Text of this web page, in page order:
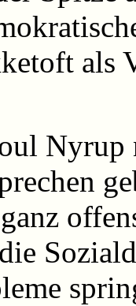
als
Nyrup